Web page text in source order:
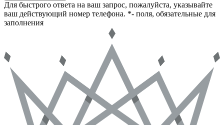
Для быстрого ответа на ваш запрос, пожалуйста, указывайте
ваш действующий номер телефона. *- поля, обязательные для
заполнения